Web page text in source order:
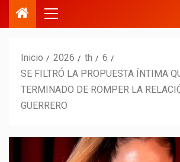
Inicio 2026 th
6
SE FILTRÓ LA PROPUESTA ÍNTIMA
TERMINADO DE ROMPER LA
GUERRERO